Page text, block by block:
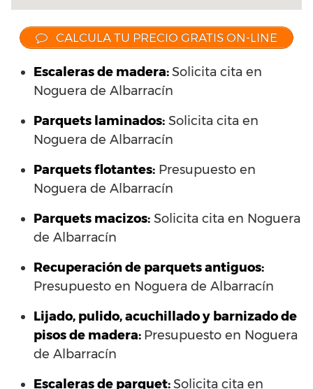
CALCULA TU PRECIO GRATIS ON-LINE
Escaleras de madera:Solicita cita en
Noguera de Albarracín
Parquets laminados: Solicita cita en
Noguera de Albarracín
Parquets flotantes: Presupuesto en
Noguera de Albarracín
Parquets macizos: Solicita cita en Noguera
de Albarracín
Recuperación de parquets antiguos:
Presupuesto en Noguera de Albarracín
Lijado, pulido, acuchillado y barnizado de
pisos de madera: Presupuesto en Noguera
de Albarracín
Escaleras de parquet:Solicita cita en